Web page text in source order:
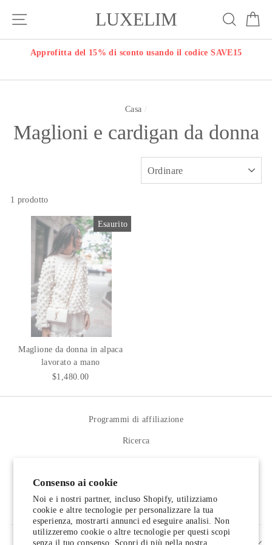
Consenso ai cookie
Noi e i nostri partner, incluso Shopify, utilizziamo
cookie e altre tecnologie per personalizzare la tua
esperienza, mostrarti annunci ed eseguire analisi. Non
utilizzeremo cookie o altre tecnologie per questi scopi
senza il tuo consenso. Scopri di più nella nostra
Navigazione del sitoLUXELIM
Approfitta del 15% di sconto usando il codice SAVE15
Casa /
Maglioni e cardigan da donna
1 prodotto
Esaurito
Maglione da donna in alpaca
lavorato a mano
$1,480.00
Programmi di affiliazione
Ricerca
Politica di rimborso
Contattaci
REGISTRATI E RISPARMIA